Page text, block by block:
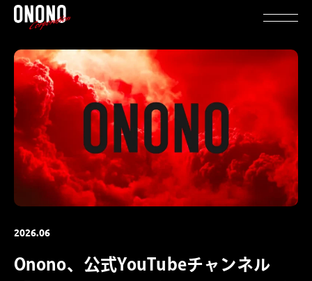
2026.06
Onono、公式YouTubeチャンネル